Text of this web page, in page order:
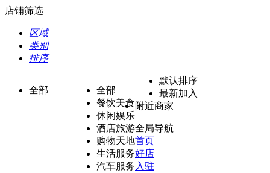
店铺筛选
区域
类别
排序
全部
全部
餐饮美食
休闲娱乐
酒店旅游
购物天地
生活服务
汽车服务
默认排序
最新加入
附近商家
全局导航
首页
好店
入驻